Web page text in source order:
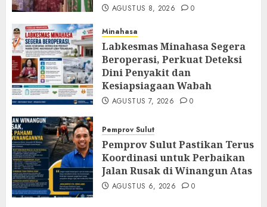
AGUSTUS 8, 2026 0
Minahasa
Labkesmas Minahasa Segera
Beroperasi, Perkuat Deteksi
Dini Penyakit dan
Kesiapsiagaan Wabah
AGUSTUS 7, 2026 0
Pemprov Sulut
Pemprov Sulut Pastikan Terus
Koordinasi untuk Perbaikan
Jalan Rusak di Winangun Atas
AGUSTUS 6, 2026 0